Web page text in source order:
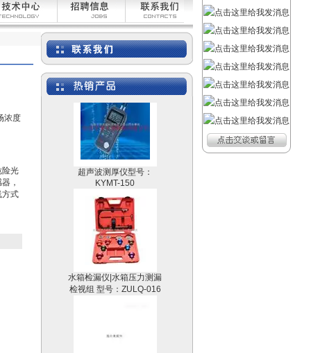
浓度
险光
，
方式
液体色度色差仪|废水色度
色差仪 型号：QSWT-
超声波测厚仪型号：
KYMT-150
水箱检漏仪|水箱压力测漏
检视组 型号：ZULQ-016